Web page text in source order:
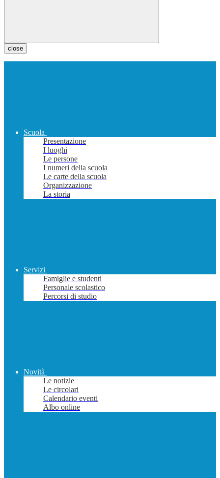
close
Scuola
Presentazione
I luoghi
Le persone
I numeri della scuola
Le carte della scuola
Organizzazione
La storia
Servizi
Famiglie e studenti
Personale scolastico
Percorsi di studio
Novità
Le notizie
Le circolari
Calendario eventi
Albo online